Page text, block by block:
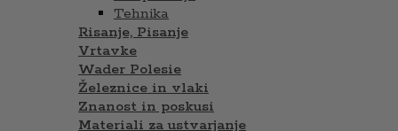
Tehnika
Risanje, Pisanje
Vrtavke
Wader Polesie
Železnice in vlaki
Znanost in poskusi
Materiali za ustvarjanje